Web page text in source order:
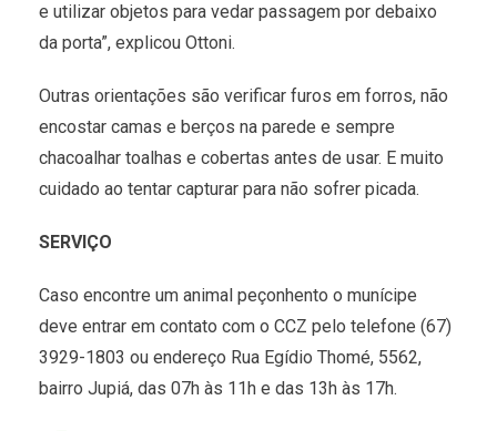
e utilizar objetos para vedar passagem por debaixo
da porta”, explicou Ottoni.
Outras orientações são verificar furos em forros, não
encostar camas e berços na parede e sempre
chacoalhar toalhas e cobertas antes de usar. E muito
cuidado ao tentar capturar para não sofrer picada.
SERVIÇO
Caso encontre um animal peçonhento o munícipe
deve entrar em contato com o CCZ pelo telefone (67)
3929-1803 ou endereço Rua Egídio Thomé, 5562,
bairro Jupiá, das 07h às 11h e das 13h às 17h.